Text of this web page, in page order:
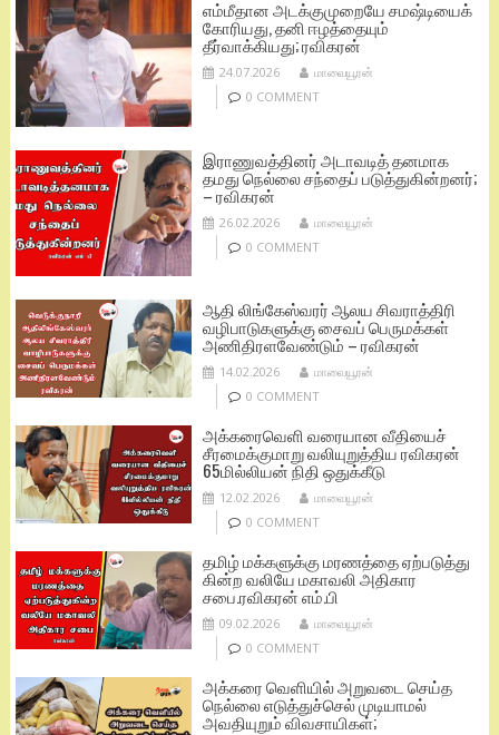
எம்மீதான அடக்குமுறையே சமஷ்டியைக்
கோரியது, தனி ஈழத்தையும்
தீர்வாக்கியது; ரவிகரன்
24.07.2026
மாவையூரன்
0 COMMENT
இராணுவத்தினர் அடாவடித் தனமாக
தமது நெல்லை சந்தைப் படுத்துகின்றனர்;
– ரவிகரன்
26.02.2026
மாவையூரன்
0 COMMENT
ஆதி லிங்கேஸ்வரர் ஆலய சிவராத்திரி
வழிபாடுகளுக்கு சைவப் பெருமக்கள்
அணிதிரளவேண்டும் – ரவிகரன்
14.02.2026
மாவையூரன்
0 COMMENT
அக்கரைவெளி வரையான வீதியைச்
சீரமைக்குமாறு வலியுறுத்திய ரவிகரன்
65மில்லியன் நிதி ஒதுக்கீடு
12.02.2026
மாவையூரன்
0 COMMENT
தமிழ் மக்களுக்கு மரணத்தை ஏற்படுத்து
கின்ற வலியே மகாவலி அதிகார
சபை.ரவிகரன் எம்.பி
09.02.2026
மாவையூரன்
0 COMMENT
அக்கரை வெளியில் அறுவடை செய்த
நெல்லை எடுத்துச்செல் முடியாமல்
அவதியுறும் விவசாயிகள்;